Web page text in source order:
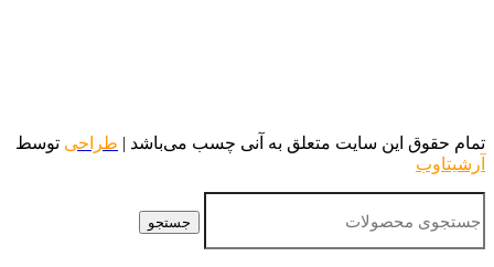
تمام حقوق این سایت متعلق به آنی چسب می‌باشد | طراحی توسط
آرشیتاوب
جستجو